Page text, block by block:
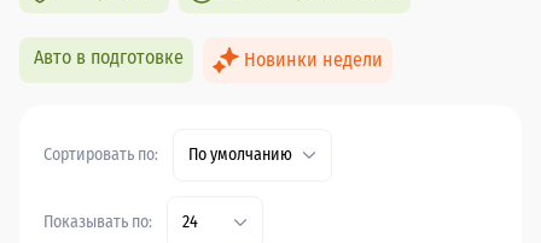
Авто в подготовке Новинки недели
Сортировать по: По умолчанию
Показывать по: 24